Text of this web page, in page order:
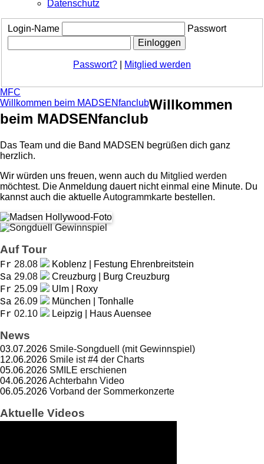
Datenschutz
Login-Name Passwort
Passwort? Mitglied werden
MFC
Willkommen beim MADSENfanclubWillkommen
beim MADSENfanclub
Das Team und die Band MADSEN begrüßen dich ganz
herzlich.
Wir würden uns freuen, wenn auch du Mitglied werden
möchtest. Die Anmeldung dauert nicht einmal eine Minute. Du
kannst auch die aktuelleAutogrammkarte bestellen.
Auf Tour
Fr 28.08 Koblenz | Festung Ehrenbreitstein
Sa 29.08 Creuzburg | Burg Creuzburg
Fr 25.09 Ulm | Roxy
Sa 26.09 München | Tonhalle
Fr 02.10 Leipzig | Haus Auensee
News
03.07.2026 Smile-Songduell (mit Gewinnspiel)
12.06.2026 Smile ist #4 der Charts
05.06.2026 SMILE erschienen
04.06.2026Achterbahn Video
06.05.2026 Vorband der Sommerkonzerte
Aktuelle Videos